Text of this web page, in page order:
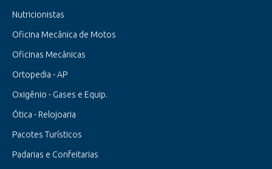
Nutricionistas
Oficina Mecânica de Motos
Oficinas Mecânicas
Ortopedia - AP
Oxigênio - Gases e Equip.
Ótica - Relojoaria
Pacotes Turísticos
Padarias e Confeitarias